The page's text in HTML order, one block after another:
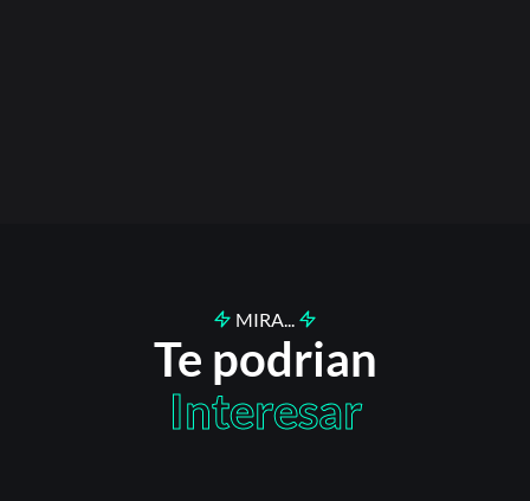
MIRA...
Te podrian
Interesar